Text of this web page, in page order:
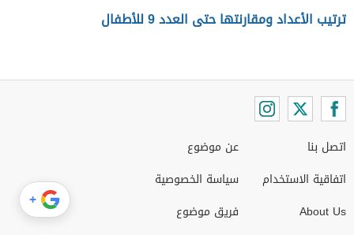
ترتيب الأعداد ومقارنتها حتى العدد 9 للأطفال
اتصل بنا
اتفاقية الاستخدام
About Us
عن موضوع
سياسة الخصوصية
فريق موضوع
+